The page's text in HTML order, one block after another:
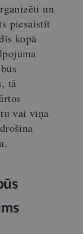
un
piesaistīt
kopā
tā
vai viņa